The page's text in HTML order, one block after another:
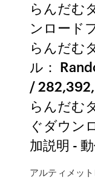
らんだむ
ンロード
らんだむ
ル：
/
らんだむ
ぐダウン
加説明 -
アルティメッ